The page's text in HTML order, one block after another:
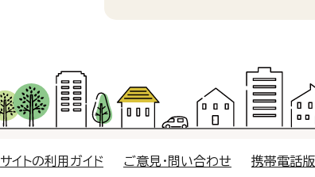
サイトの利用ガイド ご意見・問い合わせ 携帯電話版